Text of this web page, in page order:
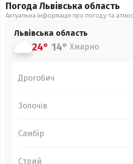
Погода Львівська область
Актуальна інформація про погоду та
Львівська область
24° 14° Хмарно
Дрогобич
Золочів
Самбір
Стрий